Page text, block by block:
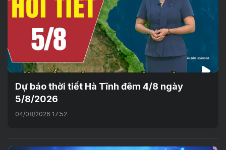
Dự báo thời tiết Hà Tĩnh đêm 4/8 ngày
5/8/2026
04/08/2026 17:52